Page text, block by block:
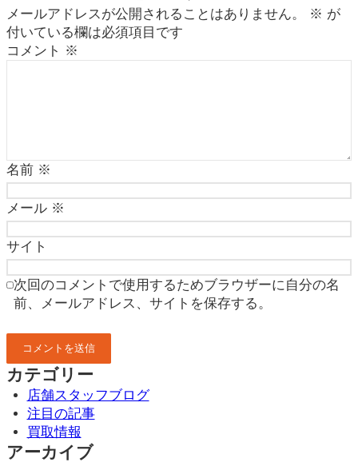
メールアドレスが公開されることはありません。 ※ が
付いている欄は必須項目です
コメント ※
名前 ※
メール ※
サイト
次回のコメントで使用するためブラウザーに自分の名
前、メールアドレス、サイトを保存する。
カテゴリー
店舗スタッフブログ
注目の記事
買取情報
アーカイブ